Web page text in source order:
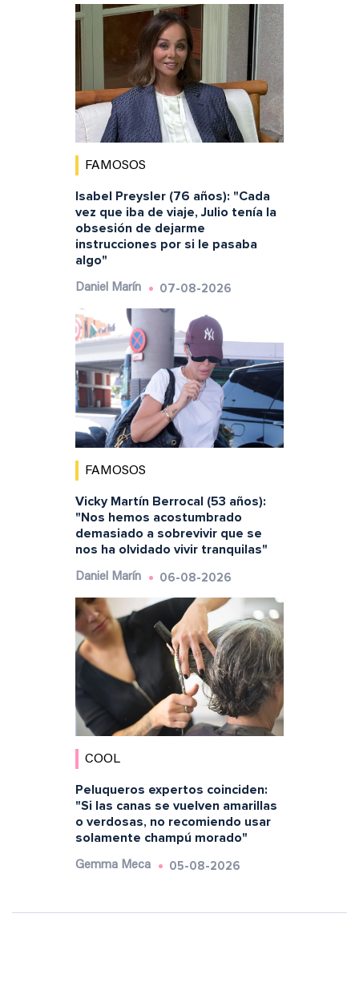
FAMOSOS
Isabel Preysler (76 años): "Cada
vez que iba de viaje, Julio tenía la
obsesión de dejarme
instrucciones por si le pasaba
algo"
Daniel Marín 07-08-2026
FAMOSOS
Vicky Martín Berrocal (53 años):
"Nos hemos acostumbrado
demasiado a sobrevivir que se
nos ha olvidado vivir tranquilas"
Daniel Marín 06-08-2026
COOL
Peluqueros expertos coinciden:
"Si las canas se vuelven amarillas
o verdosas, no recomiendo usar
solamente champú morado"
Gemma Meca 05-08-2026